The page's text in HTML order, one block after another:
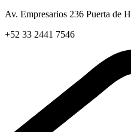
Av. Empresarios 236 Puerta de
+52 33 2441 7546